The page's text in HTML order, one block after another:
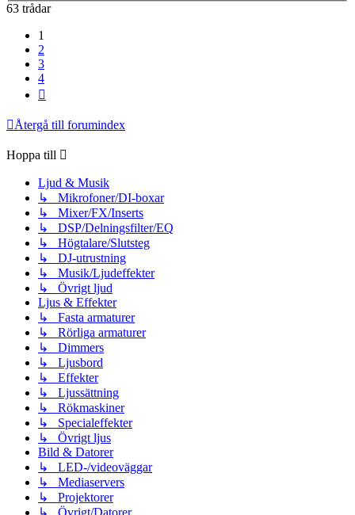
63 trådar
1
2
3
4
Återgå till forumindex
Hoppa till
Ljud & Musik
↳ Mikrofoner/DI-boxar
↳ Mixer/FX/Inserts
↳ DSP/Delningsfilter/EQ
↳ Högtalare/Slutsteg
↳ DJ-utrustning
↳ Musik/Ljudeffekter
↳ Övrigt ljud
Ljus & Effekter
↳ Fasta armaturer
↳ Rörliga armaturer
↳ Dimmers
↳ Ljusbord
↳ Effekter
↳ Ljussättning
↳ Rökmaskiner
↳ Specialeffekter
↳ Övrigt ljus
Bild & Datorer
↳ LED-/videoväggar
↳ Mediaservers
↳ Projektorer
↳ Övrigt/Datorer